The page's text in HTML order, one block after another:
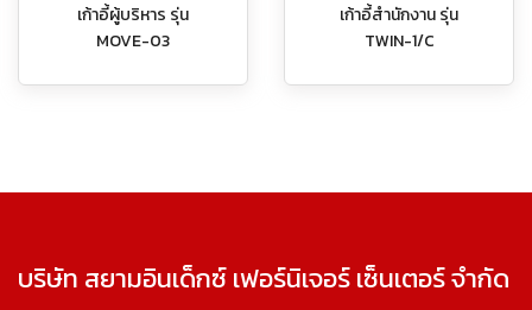
เก้าอี้ผู้บริหาร รุ่น
MOVE-03
เก้าอี้สำนักงาน รุ่น
TWIN-1/C
บริษัท สยามอินเด็กซ์ เฟอร์นิเจอร์ เซ็นเตอร์ จำกัด